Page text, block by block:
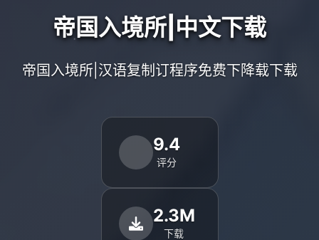
帝国入境所|中文下载
帝国入境所|汉语复制订程序免费下降载下载
9.4
评分
2.3M
下载